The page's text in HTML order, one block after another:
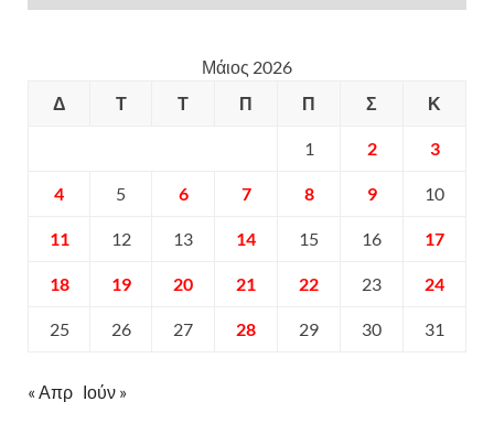
Μάιος 2026
Δ
Τ Τ Π Π Σ Κ
1 2 3
4 5 6 7 8 9 10
11 12 13 14 15 16 17
18 19 20 21 22 23 24
25 26 27 28 29 30 31
« Απρ Ιούν »